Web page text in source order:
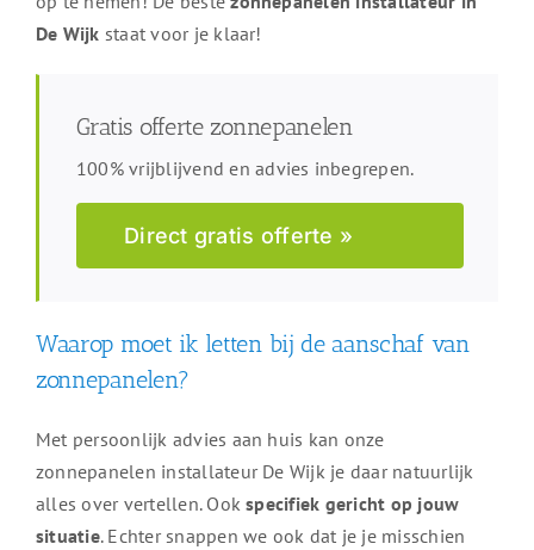
De Wijk staat voor je klaar!
Gratis offerte zonnepanelen
100% vrijblijvend en advies inbegrepen.
Direct gratis offerte »
Waarop moet ik letten bij de aanschaf van
zonnepanelen?
Met persoonlijk advies aan huis kan onze
zonnepanelen installateur De Wijk je daar natuurlijk
alles over vertellen. Ookspecifiek gericht op jouw
situatie. Echter snappen we ook dat je je misschien